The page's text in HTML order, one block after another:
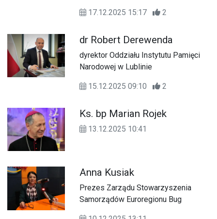
Zosi Neckar o tym samym tytule.
muzycznej wokalistka, przedstawia
nam swoją twórczość, inspirowaną
norweskim klimatem i tematami, które
człowieka.
17.12.2025 15:17 2
dr Robert Derewenda
dyrektor Oddziału Instytutu Pamięci
Narodowej w Lublinie
15.12.2025 09:10 2
Ks. bp Marian Rojek
13.12.2025 10:41
Anna Kusiak
Prezes Zarządu Stowarzyszenia
Samorządów Euroregionu Bug